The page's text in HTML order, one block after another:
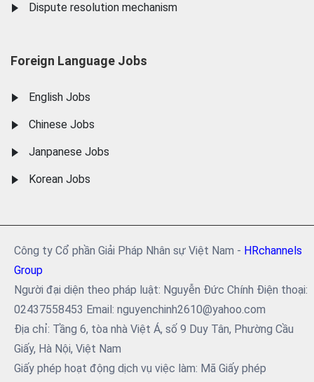
Dispute resolution mechanism
Foreign Language Jobs
English Jobs
Chinese Jobs
Janpanese Jobs
Korean Jobs
Công ty Cổ phần Giải Pháp Nhân sự Việt Nam - HRchannels
Group
Người đại diện theo pháp luật: Nguyễn Đức Chính Điện thoại:
02437558453 Email: nguyenchinh2610@yahoo.com
Địa chỉ: Tầng 6, tòa nhà Việt Á, số 9 Duy Tân, Phường Cầu
Giấy, Hà Nội, Việt Nam
Giấy phép hoạt động dịch vụ việc làm: Mã Giấy phép